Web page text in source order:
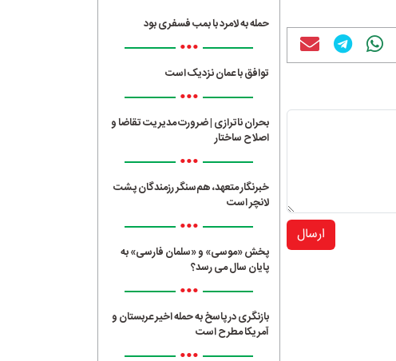
ارسال
حمله به لامرد با بمب فسفری بود
•••
توافق با عمان نزدیک است
•••
بحران ناترازی | ضرورت مدیریت تقاضا و
اصلاح ساختار
•••
خبرنگار متعهد، هم‌سنگر رزمندگان پشت
لانچر است
•••
پخش «موسی» و «سلمان فارسی» به
پایان سال می رسد؟
•••
بازنگری در پاسخ به حمله اخیر عربستان و
آمریکا مطرح است